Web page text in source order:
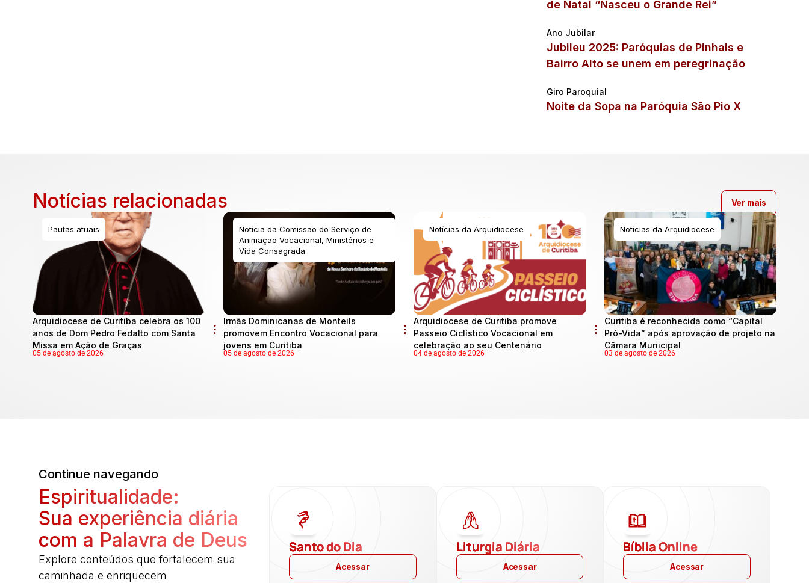
de Natal “Nasceu o Grande Rei”
Ano Jubilar
Jubileu 2025: Paróquias de Pinhais e
Bairro Alto se unem em peregrinação
Giro Paroquial
Noite da Sopa na Paróquia São Pio X
Notícias relacionadas
Pautas atuais
Arquidiocese de Curitiba celebra os 100
anos de Dom Pedro Fedalto com Santa
Missa em Ação de Graças
05 de agosto de 2026
Notícia da Comissão do Serviço de
Animação Vocacional, Ministérios e
Vida Consagrada
Irmãs Dominicanas de Monteils
promovem Encontro Vocacional para
jovens em Curitiba
05 de agosto de 2026
Notícias da Arquidiocese
Arquidiocese de Curitiba promove
Passeio Ciclístico Vocacional em
celebração ao seu Centenário
04 de agosto de 2026
Notícias da Arquidiocese
Curitiba é reconhecida como “Capital
Pró-Vida” após aprovação de projeto na
Câmara Municipal
03 de agosto de 2026
Ver mais
Continue navegando
Espiritualidade:
Sua experiência diária
com a Palavra de Deus
Explore conteúdos que fortalecem sua
caminhada e enriquecem
Santo do Dia
Acessar
Liturgia Diária
Acessar
Bíblia Online
Acessar